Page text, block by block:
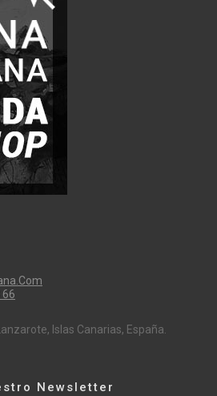
66
Islas Canarias, España.
Newsletter